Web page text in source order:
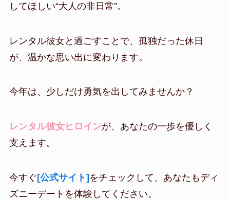
してほしい“大人の非日常”。
レンタル彼女と過ごすことで、孤独だった休日
が、温かな思い出に変わります。
今年は、少しだけ勇気を出してみませんか？
レンタル彼女ヒロインが、あなたの一歩を優しく
支えます。
今すぐ [公式サイト] をチェックして、あなたもディ
ズニーデートを体験してください。